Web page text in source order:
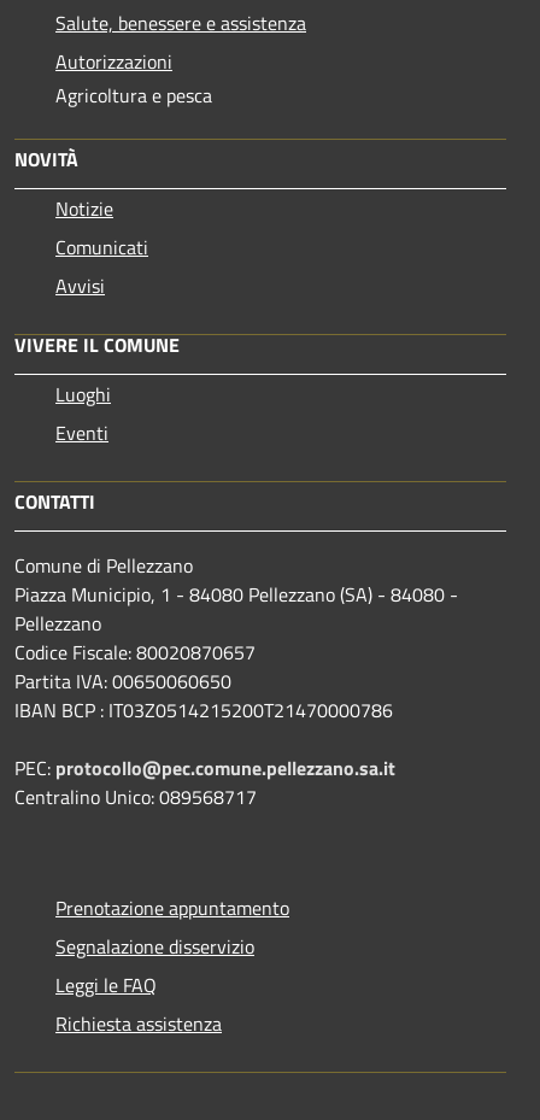
Salute, benessere e assistenza
Autorizzazioni
Agricoltura e pesca
NOVITÀ
Notizie
Comunicati
Avvisi
VIVERE IL COMUNE
Luoghi
Eventi
CONTATTI
Comune di Pellezzano
Piazza Municipio, 1 - 84080 Pellezzano (SA) - 84080 -
Pellezzano
Codice Fiscale: 80020870657
Partita IVA: 00650060650
IBAN BCP : IT03Z0514215200T21470000786
PEC: protocollo@pec.comune.pellezzano.sa.it
Centralino Unico: 089568717
Prenotazione appuntamento
Segnalazione disservizio
Leggi le FAQ
Richiesta assistenza